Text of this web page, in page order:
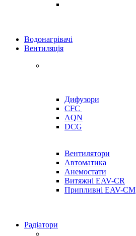
Водонагрівачі
Вентиляція
Дифузори
CFC
AQN
DCG
Вентилятори
Автоматика
Анемостати
Витяжні EAV-CR
Припливні EAV-CM
Радіатори